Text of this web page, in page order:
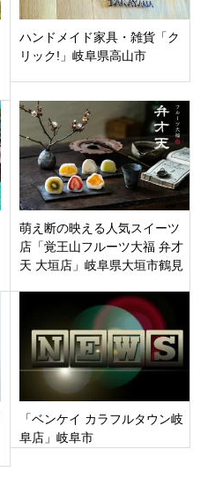
ハンドメイド家具・雑貨「ク
リック!」岐阜県高山市
萌え断の映える人気スイーツ
店「覚王山フルーツ大福 弁才
天 大垣店」岐阜県大垣市鶴見
「ベンケイ カラフルタウン岐
阜店」岐阜市